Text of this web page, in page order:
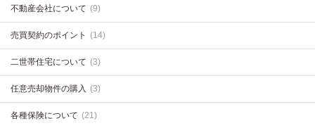
不動産会社について (9)
売買契約のポイント (14)
二世帯住宅について (3)
任意売却物件の購入 (3)
各種保険について (21)